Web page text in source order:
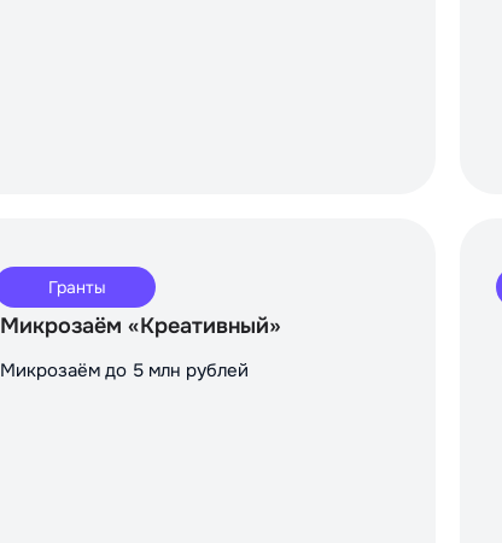
Гранты
Микрозаём «Креативный»
Микрозаём до 5 млн рублей